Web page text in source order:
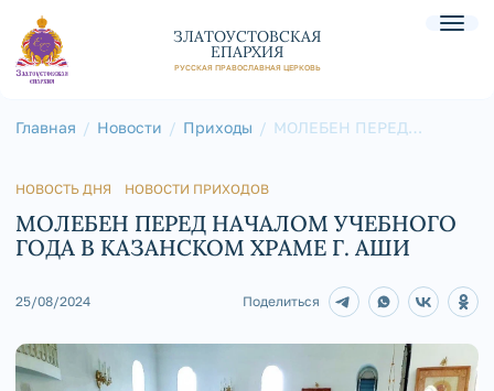
ЗЛАТОУСТОВСКАЯ
ЕПАРХИЯ
РУССКАЯ ПРАВОСЛАВНАЯ ЦЕРКОВЬ
Главная Новости Приходы
МОЛЕБЕН ПЕРЕД
НОВОСТЬ ДНЯ НОВОСТИ ПРИХОДОВ
МОЛЕБЕН ПЕРЕД НАЧАЛОМ УЧЕБНОГО
ГОДА В КАЗАНСКОМ ХРАМЕ Г. АШИ
25/08/2024 Поделиться